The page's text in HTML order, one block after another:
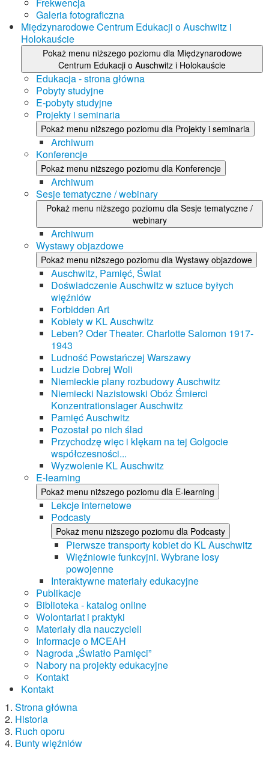
Galeria fotograficzna
Międzynarodowe Centrum Edukacji o Auschwitz i
Holokauście
Pokaż menu niższego poziomu dla Międzynarodowe
Centrum Edukacji o Auschwitz i Holokauście
Edukacja - strona główna
Pobyty studyjne
E-pobyty studyjne
Projekty i seminaria
Pokaż menu niższego poziomu dla Projekty i seminaria
Archiwum
Konferencje
Pokaż menu niższego poziomu dla Konferencje
Archiwum
Sesje tematyczne / webinary
Pokaż menu niższego poziomu dla Sesje tematyczne /
webinary
Archiwum
Wystawy objazdowe
Pokaż menu niższego poziomu dla Wystawy objazdowe
Auschwitz, Pamięć, Świat
Doświadczenie Auschwitz w sztuce byłych
więźniów
Forbidden Art
Kobiety w KL Auschwitz
Leben? Oder Theater. Charlotte Salomon 1917-
1943
Ludność Powstańczej Warszawy
Ludzie Dobrej Woli
Niemieckie plany rozbudowy Auschwitz
Niemiecki Nazistowski Obóz Śmierci
Konzentrationslager Auschwitz
Pamięć Auschwitz
Pozostał po nich ślad
Przychodzę więc i klękam na tej Golgocie
współczesności...
Wyzwolenie KL Auschwitz
E-learning
Pokaż menu niższego poziomu dla E-learning
Lekcje internetowe
Podcasty
Pokaż menu niższego poziomu dla Podcasty
Pierwsze transporty kobiet do KL Auschwitz
Więźniowie funkcyjni. Wybrane losy
powojenne
Interaktywne materiały edukacyjne
Publikacje
Biblioteka - katalog online
Wolontariat i praktyki
Materiały dla nauczycieli
Informacje o MCEAH
Nagroda „Światło Pamięci”
Nabory na projekty edukacyjne
Kontakt
Kontakt
Strona główna
Historia
Ruch oporu
Bunty więźniów